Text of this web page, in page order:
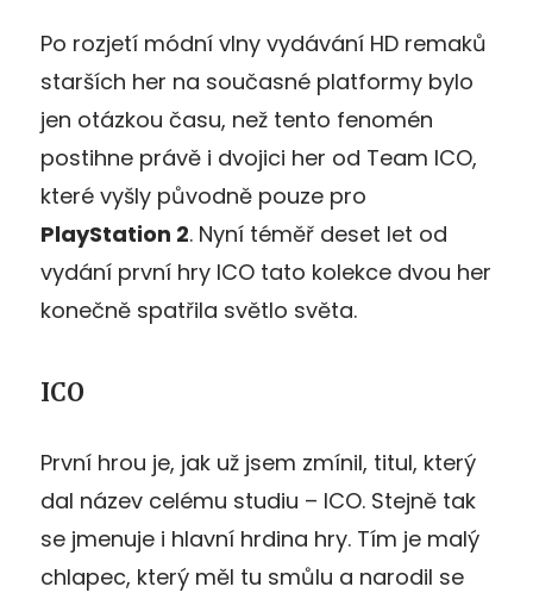
Po rozjetí módní vlny vydávání HD remaků
starších her na současné platformy bylo
jen otázkou času, než tento fenomén
postihne právě i dvojici her od Team ICO,
které vyšly původně pouze pro
PlayStation 2. Nyní téměř deset let od
vydání první hry ICO tato kolekce dvou her
konečně spatřila světlo světa.
ICO
První hrou je, jak už jsem zmínil, titul, který
dal název celému studiu – ICO. Stejně tak
se jmenuje i hlavní hrdina hry. Tím je malý
chlapec, který měl tu smůlu a narodil se